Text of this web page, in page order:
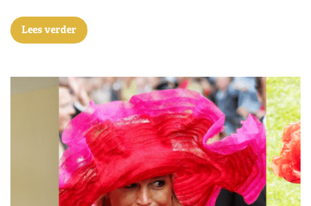
Lees verder